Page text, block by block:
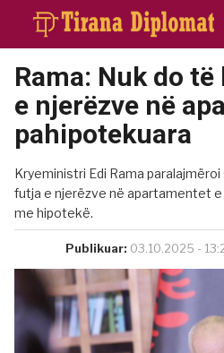
Rama: Nuk do
e njerëzve në
pahipotekuara
Kryeministri Edi Rama
futja e njerëzve në apartamentet e
me hipotekë.
Publikuar: 03.10.2025 -